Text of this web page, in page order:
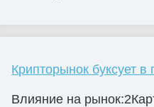
Крипторынок буксует в
Влияние на